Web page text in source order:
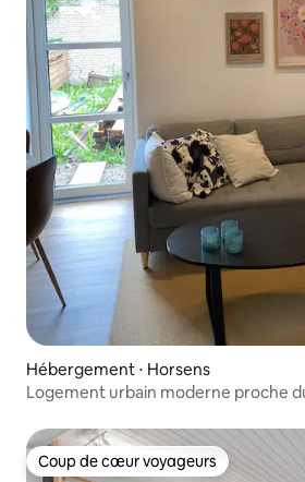
Hébergement ⋅ Horsens
Logement urbain moderne proche
Coup de cœur voyageurs
Coup de cœur voyageurs